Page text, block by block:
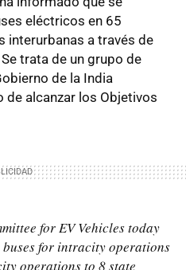
eléctricos en 65
interurbanas a través de
trata de un grupo de
de la India
alcanzar los Objetivos
for EV Vehicles today
for intracity operations
operations to 8 state